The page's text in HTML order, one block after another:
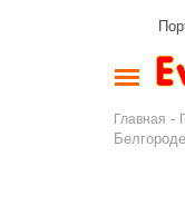
Главная -
Белгороде